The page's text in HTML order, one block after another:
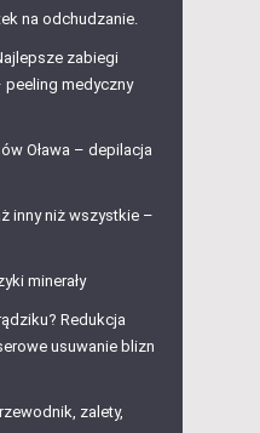
na odchudzanie.
zabiegi
peeling medyczny
Oława – depilacja
inny niż wszystkie –
minerały
Redukcja
usuwanie blizn
zalety,